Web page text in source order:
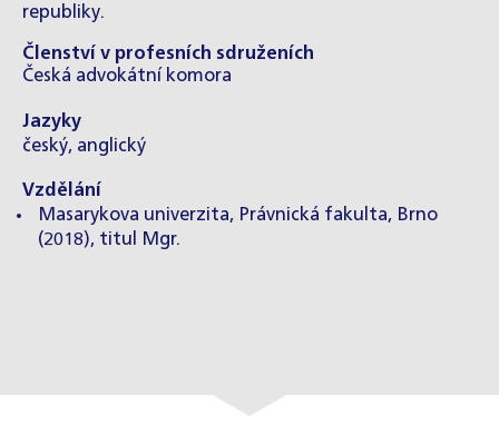
republiky.
Členství v profesních sdruženích
Česká advokátní komora
Jazyky
český, anglický
Vzdělání
Masarykova univerzita, Právnická fakulta, Brno
(2018), titul Mgr.